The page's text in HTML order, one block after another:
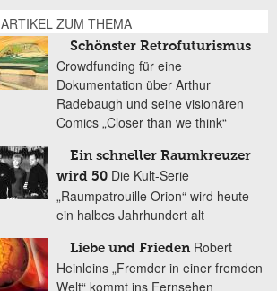
ARTIKEL ZUM THEMA
Schönster Retrofuturismus
Crowdfunding für eine
Dokumentation über Arthur
Radebaugh und seine visionären
Comics „Closer than we think“
Ein schneller Raumkreuzer
wird 50 Die Kult-Serie
„Raumpatrouille Orion“ wird heute
ein halbes Jahrhundert alt
Liebe und Frieden Robert
Heinleins „Fremder in einer fremden
Welt“ kommt ins Fernsehen